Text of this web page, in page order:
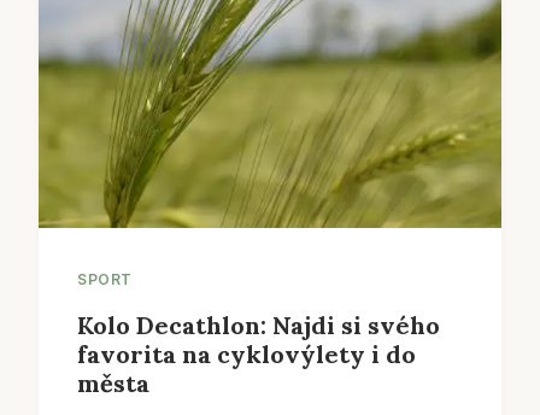
SPORT
Kolo Decathlon: Najdi si svého
favorita na cyklovýlety i do
města